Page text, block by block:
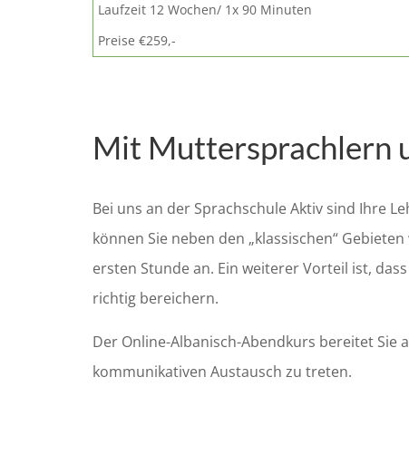
Laufzeit 12 Wochen/ 1x 90 Minuten
Preise €259,-
Mit Muttersprachlern
Bei uns an der Sprachschule Aktiv sind Ihre
können Sie neben den „klassischen“
ersten Stunde an. Ein weiterer Vorteil ist,
richtig bereichern.
Der Online-Albanisch-Abendkurs bereitet
kommunikativen Austausch zu treten.